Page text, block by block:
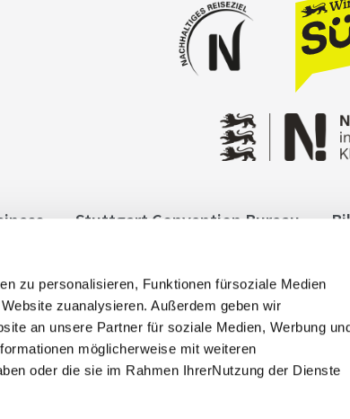
zu personalisieren, Funktionen fürsoziale Medien
zuanalysieren. Außerdem geben wir
an unsere Partner für soziale Medien, Werbung
möglicherweise mit weiteren
oder die sie im Rahmen IhrerNutzung der Dienste
Stuttgart Convention Bureau